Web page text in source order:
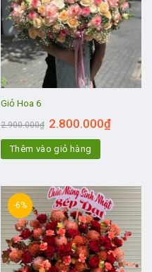
Giỏ Hoa 6
2.900.000₫ 2.800.000₫
Thêm vào giỏ hàng
-6%